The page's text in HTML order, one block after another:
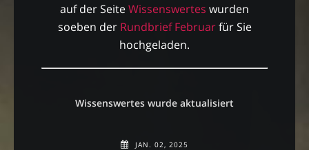
auf der SeiteWissenswertes wurden
soeben der Rundbrief Februarfür Sie
hochgeladen.
Wissenswertes wurde aktualisiert
JAN. 02, 2025